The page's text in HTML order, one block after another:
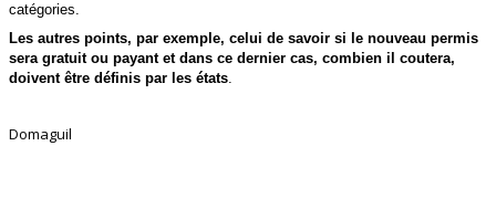
catégories.
Les autres points, par exemple, celui de savoir si le nouveau permis
sera gratuit ou payant et dans ce dernier cas, combien il coutera,
doivent être définis par les états.
Domaguil